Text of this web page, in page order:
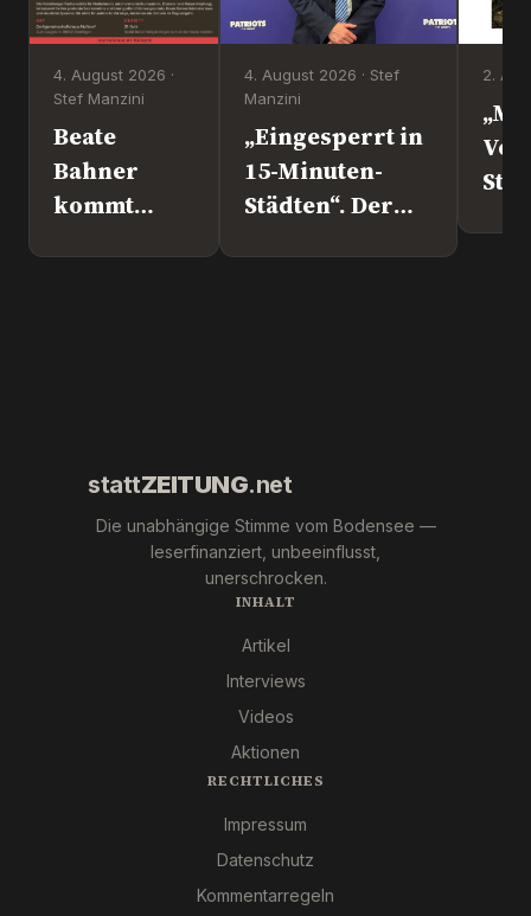
4. August 2026 ·
Stef Manzini
Beate
Bahner
kommt
4. August 2026 · Stef
Manzini
„Eingesperrt in
15-Minuten-
Städten“. Der
2.
Steht
stattZEITUNG.net
Die unabhängige Stimme vom Bodensee —
leserfinanziert, unbeeinflusst,
unerschrocken.
INHALT
Artikel
Interviews
Videos
Aktionen
RECHTLICHES
Impressum
Datenschutz
Kommentarregeln